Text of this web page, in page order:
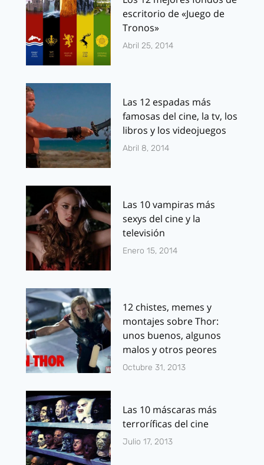
escritorio de «Juego de
Tronos»
Abril 25, 2014
Las 12 espadas más
famosas del cine, la tv, los
libros y los videojuegos
Abril 8, 2014
Las 10 vampiras más
sexys del cine y la
televisión
Enero 15, 2014
12 chistes, memes y
montajes sobre Thor:
unos buenos, algunos
malos y otros peores
Octubre 31, 2013
Las 10 máscaras más
terroríficas del cine
Julio 17, 2013